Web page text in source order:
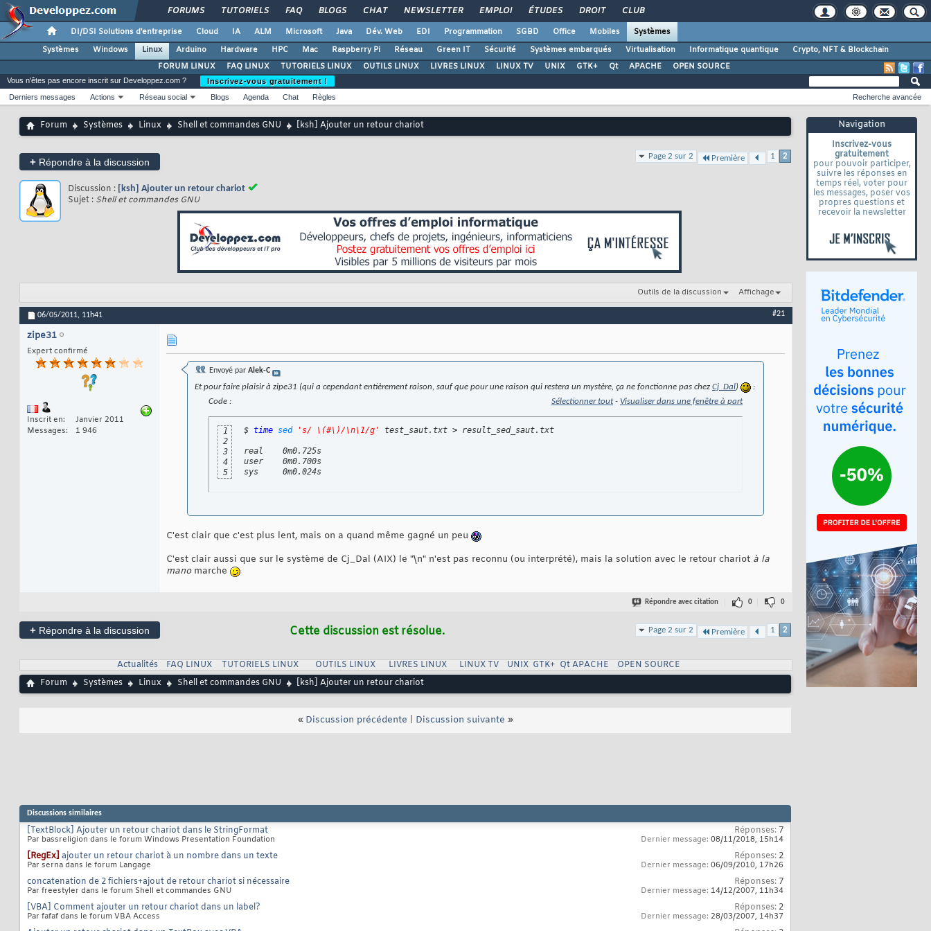
FORUMS TUTORIELS FAQ BLOGS CHAT NEWSLETTER EMPLOI ÉTUDES DROIT CLUB
DI/DSI Solutions d'entreprise Cloud IA ALM Microsoft Java Dév. Web EDI Programmation SGBD Office Mobiles
Systèmes
Systèmes
Windows Linux Arduino Hardware HPC Mac Raspberry Pi Réseau Green IT Sécurité Systèmes embarqués Virtualisation Informatique quantique
Crypto, NFT & Blockchain
FORUM LINUX
FAQ LINUX TUTORIELS LINUX OUTILS LINUX LIVRES LINUX LINUX TV UNIX GTK+ Qt APACHE OPEN SOURCE
Navigation
Inscrivez-vous
gratuitement
pour pouvoir participer,
suivre les réponses en
temps réel, voter pour
les messages, poser vos
propres questions et
recevoir la newsletter
Vous n'êtes pas encore inscrit sur Developpez.com ?
Inscrivez-vous gratuitement !
Derniers messages
Actions Réseau social Blogs Agenda Chat Règles Recherche avancée
Forum Systèmes Linux Shell et commandes GNU [ksh] Ajouter un retour chariot
+ Répondre à la discussion
Page 2 sur 2 Première 1 2
Discussion : [ksh] Ajouter un retour chariot
Sujet : Shell et commandes GNU
Outils de la discussion Affichage
06/05/2011, 11h41 #21
zipe31
Expert confirmé
Inscrit en
Janvier 2011
Messages
1 946
Envoyé par Alek-C
Et pour faire plaisir à zipe31 (qui a cependant entièrement raison, sauf que pour une raison qui restera un mystère, ça ne fonctionne pas chez Cj_Dal)
:
Code :
Sélectionner tout- Visualiser dans une fenêtre à part
1
2
3
4
5
$ time sed 's/ \(#\)/\n\1/g' test_saut.txt > result_sed_saut.txt
real    0m0.725s
user    0m0.700s
sys     0m0.024s
C'est clair que c'est plus lent, mais on a quand même gagné un peu
C'est clair aussi que sur le système de Cj_Dal (AIX) le "\n" n'est pas reconnu (ou interprété), mais la solution avec le retour chariot à la
manomarche
Répondre avec citation 0 0
+ Répondre à la discussion Cette discussion est résolue. Page 2 sur 2 Première 1 2
Actualités FAQ LINUX TUTORIELS LINUX OUTILS LINUX LIVRES LINUX LINUX TV UNIX GTK+ Qt APACHE
OPEN SOURCE
Forum
Systèmes Linux Shell et commandes GNU [ksh] Ajouter un retour chariot
« Discussion précédente Discussion suivante »
Discussions similaires
[TextBlock] Ajouter un retour chariot dans le StringFormat
Par bassreligion dans le forum Windows Presentation Foundation
Réponses: 7
Dernier message: 08/11/2018, 15h14
[RegEx] ajouter un retour chariot à un nombre dans un texte
Par serna dans le forum Langage
Réponses: 2
Dernier message: 06/09/2010, 17h26
concatenation de 2 fichiers+ajout de retour chariot si nécessaire
Par freestyler dans le forum Shell et commandes GNU
Réponses: 7
Dernier message: 14/12/2007, 11h34
[VBA] Comment ajouter un retour chariot dans un label?
Par fafaf dans le forum VBA Access
Réponses: 2
Dernier message: 28/03/2007, 14h37